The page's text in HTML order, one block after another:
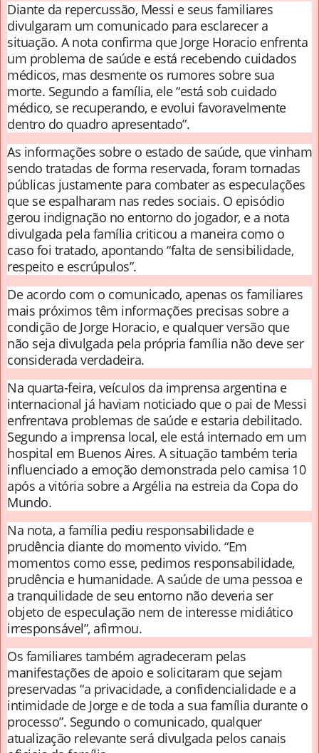
Diante da repercussão, Messi e seus familiares
divulgaram um comunicado para esclarecer a
situação. A nota confirma que Jorge Horacio enfrenta
um problema de saúde e está recebendo cuidados
médicos, mas desmente os rumores sobre sua
morte. Segundo a família, ele “está sob cuidado
médico, se recuperando, e evolui favoravelmente
dentro do quadro apresentado”.
As informações sobre o estado de saúde, que vinham
sendo tratadas de forma reservada, foram tornadas
públicas justamente para combater as especulações
que se espalharam nas redes sociais. O episódio
gerou indignação no entorno do jogador, e a nota
divulgada pela família criticou a maneira como o
caso foi tratado, apontando “falta de sensibilidade,
respeito e escrúpulos”.
De acordo com o comunicado, apenas os familiares
mais próximos têm informações precisas sobre a
condição de Jorge Horacio, e qualquer versão que
não seja divulgada pela própria família não deve ser
considerada verdadeira.
Na quarta-feira, veículos da imprensa argentina e
internacional já haviam noticiado que o pai de Messi
enfrentava problemas de saúde e estaria debilitado.
Segundo a imprensa local, ele está internado em um
hospital em Buenos Aires. A situação também teria
influenciado a emoção demonstrada pelo camisa 10
após a vitória sobre a Argélia na estreia da Copa do
Mundo.
Na nota, a família pediu responsabilidade e
prudência diante do momento vivido. “Em
momentos como esse, pedimos responsabilidade,
prudência e humanidade. A saúde de uma pessoa e
a tranquilidade de seu entorno não deveria ser
objeto de especulação nem de interesse midiático
irresponsável”, afirmou.
Os familiares também agradeceram pelas
manifestações de apoio e solicitaram que sejam
preservadas “a privacidade, a confidencialidade e a
intimidade de Jorge e de toda a sua família durante o
processo”. Segundo o comunicado, qualquer
atualização relevante será divulgada pelos canais